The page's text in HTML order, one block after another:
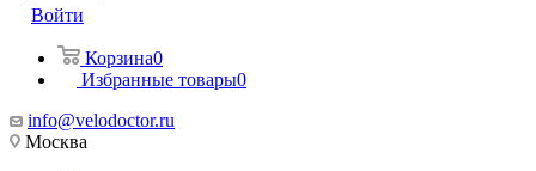
Войти
Корзина0
Избранные товары0
info@velodoctor.ru
Москва